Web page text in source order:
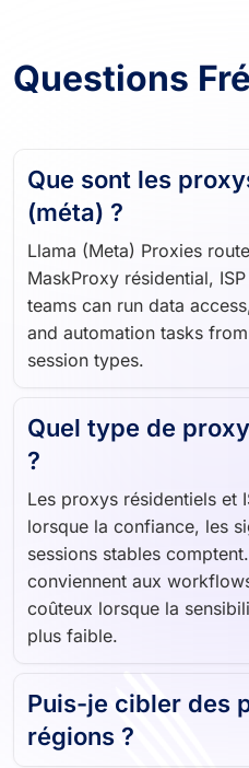
Questions
Que sont les
(méta) ?
Llama (Meta) Proxies
MaskProxy résidential,
teams can run data
and automation tasks
session types.
Quel type de
?
Les proxys résidentiels et
lorsque la confiance, les
sessions stables
conviennent aux
coûteux lorsque la
plus faible.
Puis-je cibler des
régions ?